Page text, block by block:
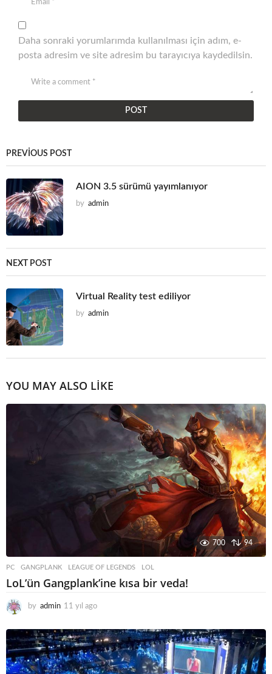
Daha sonraki yorumlarımda kullanılması için adım, e-
posta adresim ve site adresim bu tarayıcıya kaydedilsin.
PREVIOUS POST
AION 3.5 sürümü yayımlanıyor
by admin
NEXT POST
Virtual Reality test ediliyor
by admin
YOU MAY ALSO LIKE
700 94
PC GANGPLANK LEAGUE OF LEGENDS LOL
LoL’ün Gangplank’ine kısa bir veda!
by admin 11 yıl ago
y
ı
l
a